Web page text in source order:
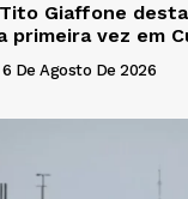
Tito Giaffone
primeira vez em
6 De Agosto De 2026